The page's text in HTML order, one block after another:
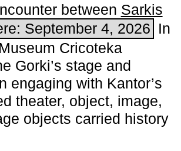
between Sarkis
September 4, 2026 In
Cricoteka
Gorki’s stage and
engaging with Kantor’s
theater, object, image,
objects carried history